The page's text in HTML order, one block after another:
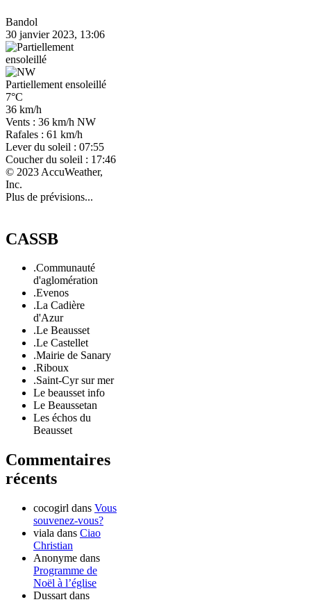
Bandol
30 janvier 2023, 13:06
Partiellement ensoleillé
7°C
36 km/h
Vents : 36 km/h NW
Rafales : 61 km/h
Lever du soleil : 07:55
Coucher du soleil : 17:46
© 2023 AccuWeather,
Inc.
Plus de prévisions...
CASSB
.Communauté
d'aglomération
.Evenos
.La Cadière
d'Azur
.Le Beausset
.Le Castellet
.Mairie de Sanary
.Riboux
.Saint-Cyr sur mer
Le beausset info
Le Beaussetan
Les échos du
Beausset
Commentaires
récents
cocogirl dans Vous
souvenez-vous?
viala dans Ciao
Christian
Anonyme dans
Programme de
Noël à l’église
Dussart dans